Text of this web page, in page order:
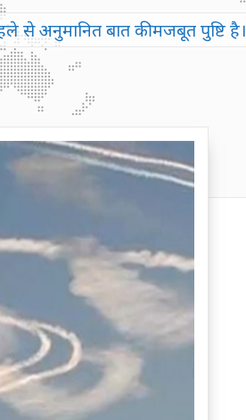
से अनुमानित बात की मजबूत पुष्टि है।